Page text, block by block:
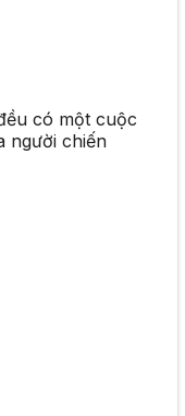
có một cuộc
người chiến